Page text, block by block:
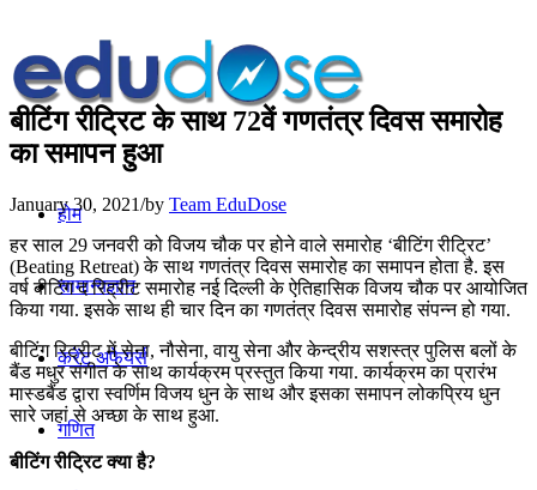
होम
सामान्यज्ञान
करेंट अफेयर्स
गणित
बीटिंग रीट्रिट के साथ 72वें गणतंत्र दिवस समारोह
का समापन हुआ
January 30, 2021/by Team EduDose
हर साल 29 जनवरी को विजय चौक पर होने वाले समारोह ‘बीटिंग रीट्रिट’
(Beating Retreat) के साथ गणतंत्र दिवस समारोह का समापन होता है. इस
वर्ष बीटिंग द रिट्रीट समारोह नई दिल्‍ली के ऐतिहासिक विजय चौक पर आयोजित
किया गया. इसके साथ ही चार दिन का गणतंत्र दिवस समारोह संपन्‍न हो गया.
बीटिंग रिट्रीट में सेना, नौसेना, वायु सेना और केन्‍द्रीय सशस्‍त्र पुलिस बलों के
बैंड मधुर संगीत के साथ कार्यक्रम प्रस्‍तुत किया गया. कार्यक्रम का प्रारंभ
मास्‍डबैंड द्वारा स्‍वर्णिम विजय धुन के साथ और इसका समापन लोकप्रिय धुन
सारे जहां से अच्‍छा के साथ हुआ.
बीटिंग रीट्रिट क्या है?